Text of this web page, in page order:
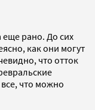
рано. До сих
как они могут
что отток
что можно